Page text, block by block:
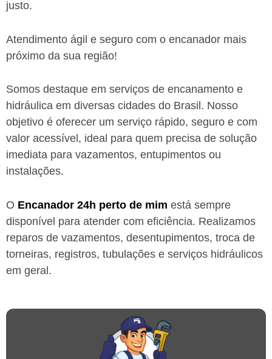
justo.
Atendimento ágil e seguro com o encanador mais
próximo da sua região!
Somos destaque em serviços de encanamento e
hidráulica em diversas cidades do Brasil. Nosso
objetivo é oferecer um serviço rápido, seguro e com
valor acessível, ideal para quem precisa de solução
imediata para vazamentos, entupimentos ou
instalações.
O Encanador 24h perto de mim está sempre
disponível para atender com eficiência. Realizamos
reparos de vazamentos, desentupimentos, troca de
torneiras, registros, tubulações e serviços hidráulicos
em geral.